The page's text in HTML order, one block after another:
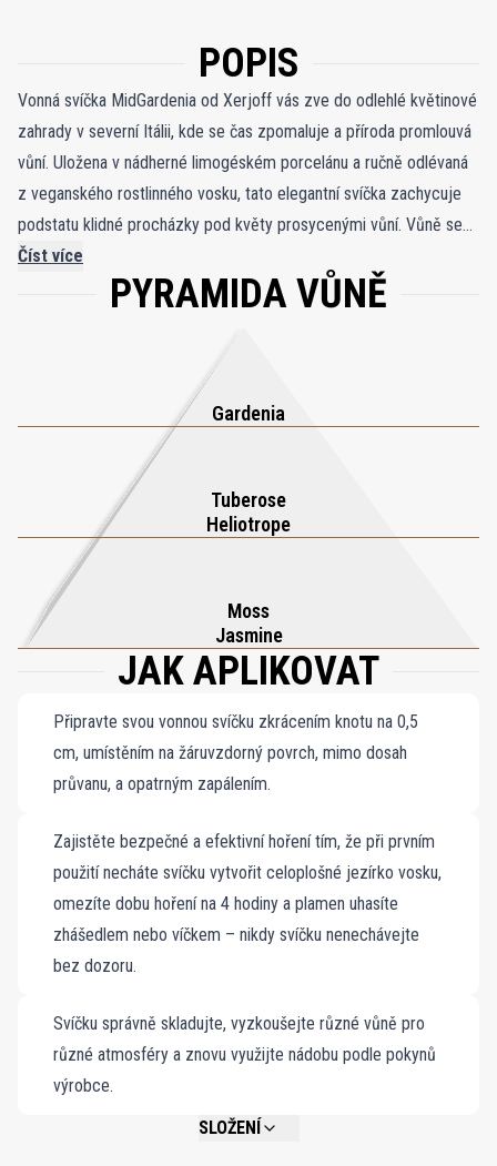
POPIS
Vonná svíčka MidGardenia od Xerjoff vás zve do odlehlé květinové
zahrady v severní Itálii, kde se čas zpomaluje a příroda promlouvá
vůní. Uložena v nádherné limogéském porcelánu a ručně odlévaná
z veganského rostlinného vosku, tato elegantní svíčka zachycuje
podstatu klidné procházky pod květy prosycenými vůní. Vůně se
otevírá krémovou bohatostí gardénie, která přechází do srdce z
heliotropu, jasmínu a narkotické tuberózy—květin, které září
filtrováním světla skrze prastaré stromy. Výsledkem je vůně, která
je zároveň jemná i hluboká a zůstává ve vzduchu i před zapálením
knotu. S dobou hoření přibližně 45 hodin promění MidGardenia
každý prostor v meditativní útočiště—zastavený okamžik klidu,
vzpomínek a přírodní elegance. Svíčka je součástí luxusní
porcelánové kolekce Xerjoff, která spojuje vizuální umění
francouzského Limoges s poetickou duší italských zahrad a přináší
vícesmyslový zážitek z vytříbenosti a klidu. Zapalte ji a nechte
zahradu rozkvést uvnitř vás.
Číst více
PYRAMIDA VŮNĚ
Gardenia
Tuberose
Heliotrope
Moss
Jasmine
JAK APLIKOVAT
Připravte svou vonnou svíčku zkrácením knotu na 0,5
cm, umístěním na žáruvzdorný povrch, mimo dosah
průvanu, a opatrným zapálením.
Zajistěte bezpečné a efektivní hoření tím, že při prvním
použití necháte svíčku vytvořit celoplošné jezírko vosku,
omezíte dobu hoření na 4 hodiny a plamen uhasíte
zhášedlem nebo víčkem – nikdy svíčku nenechávejte
bez dozoru.
Svíčku správně skladujte, vyzkoušejte různé vůně pro
různé atmosféry a znovu využijte nádobu podle pokynů
výrobce.
SLOŽENÍ